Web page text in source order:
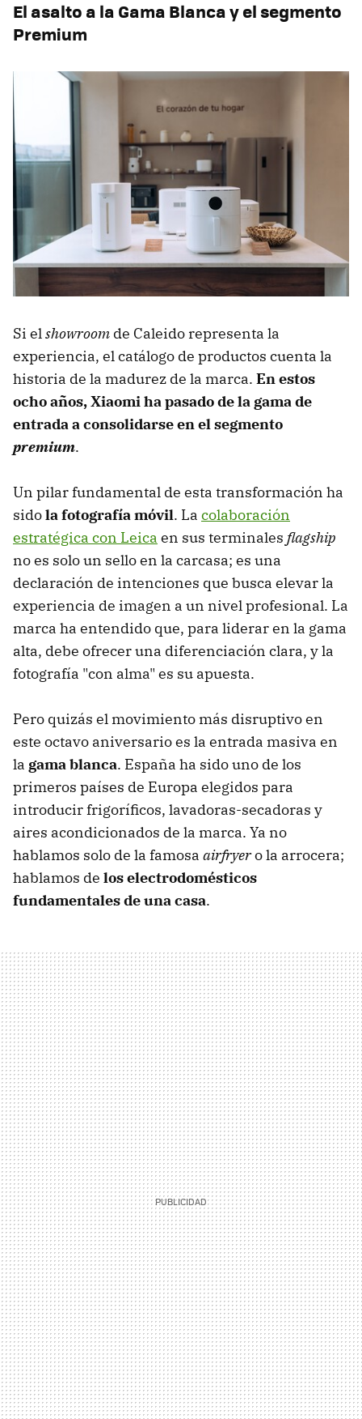
El asalto a la Gama Blanca y el segmento
Premium
Si elshowroom de Caleido representa la
experiencia, el catálogo de productos cuenta la
historia de la madurez de la marca. En estos
ocho años, Xiaomi ha pasado de la gama de
entrada a consolidarse en el segmento
premium.
Un pilar fundamental de esta transformación ha
sidola fotografía móvil. La colaboración
estratégica con Leica en sus terminales flagship
no es solo un sello en la carcasa; es una
declaración de intenciones que busca elevar la
experiencia de imagen a un nivel profesional. La
marca ha entendido que, para liderar en la gama
alta, debe ofrecer una diferenciación clara, y la
fotografía "con alma" es su apuesta.
Pero quizás el movimiento más disruptivo en
este octavo aniversario es la entrada masiva en
la gama blanca. España ha sido uno de los
primeros países de Europa elegidos para
introducir frigoríficos, lavadoras-secadoras y
aires acondicionados de la marca. Ya no
hablamos solo de la famosa airfryero la arrocera;
hablamos de loselectrodomésticos
fundamentales de una casa.